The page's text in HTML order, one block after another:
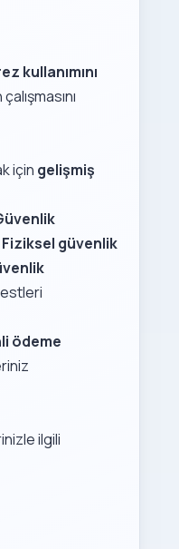
kullanımını
için gelişmiş
Fiziksel güvenlik
ödeme
ilgili